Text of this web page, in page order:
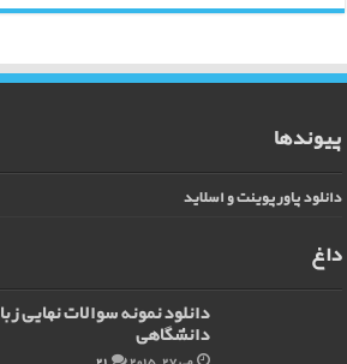
پیوندها
دانلود پاورپوینت و اسلاید
داغ
دانلود نمونه سوالات نهایی
دانشگاهی